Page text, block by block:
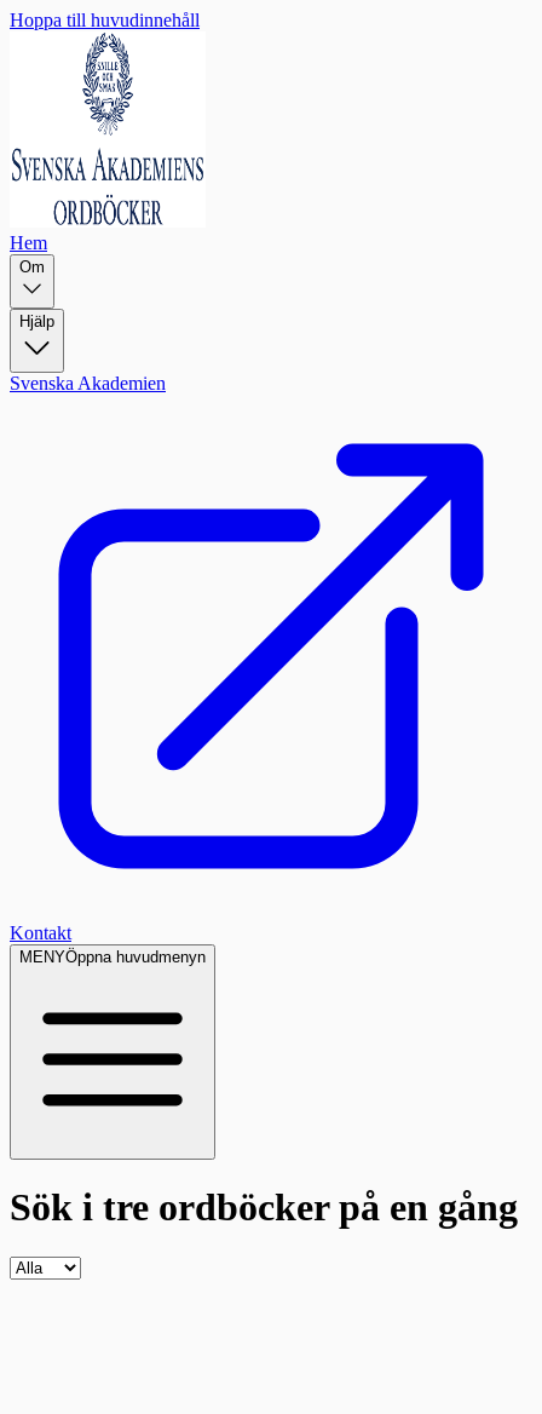
Hoppa till huvudinnehåll
Hem
Om
Hjälp
Svenska Akademien
Kontakt
MENYÖppna huvudmenyn
Sök i tre ordböckerpå en gång